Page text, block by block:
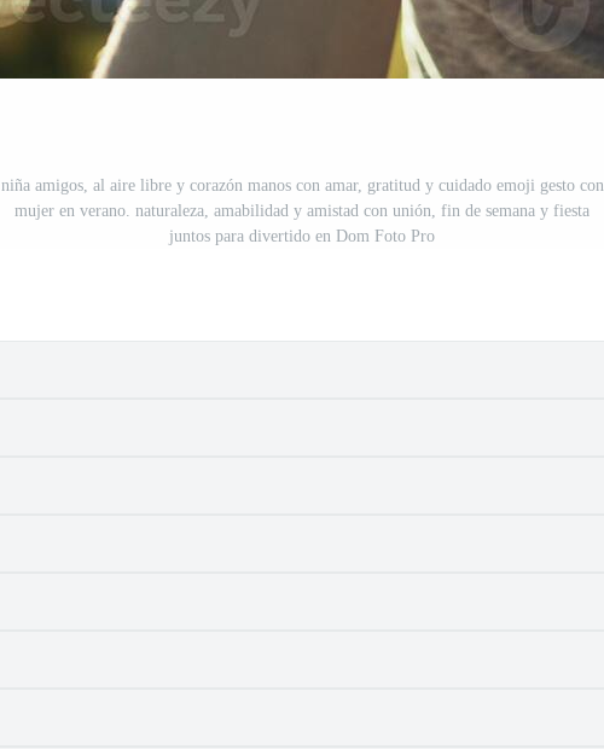
niña amigos, al aire libre y corazón manos con amar, gratitud y cuidado emoji gesto con
mujer en verano. naturaleza, amabilidad y amistad con unión, fin de semana y fiesta
juntos para divertido en Dom Foto Pro